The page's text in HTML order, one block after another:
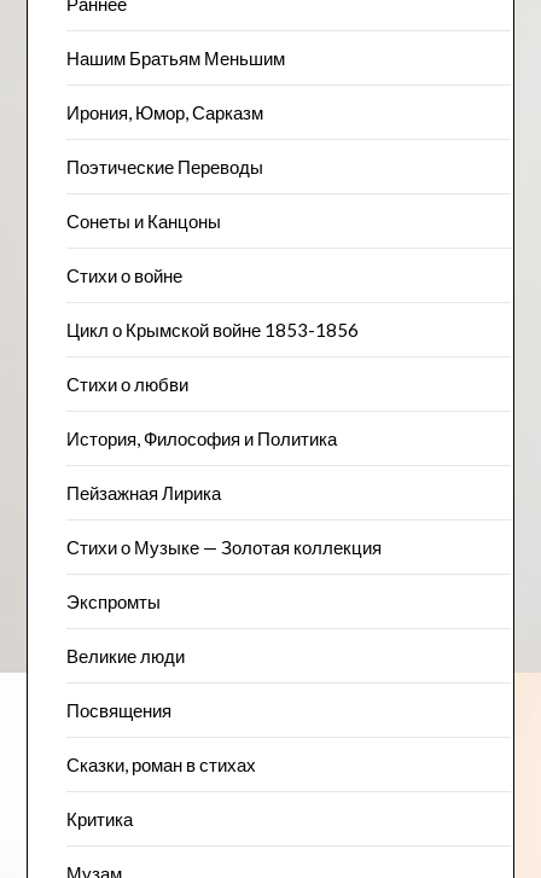
Нашим Братьям Меньшим
Ирония, Юмор, Сарказм
Поэтические Переводы
Сонеты и Канцоны
Стихи о войне
Цикл о Крымской войне 1853-1856
Стихи о любви
История, Философия и Политика
Пейзажна​я Лирика
Стихи о Музыке — Золотая коллекция
Экспромты
Великие люди
Посвящения
Сказки, роман в стихах
Критика
Музам